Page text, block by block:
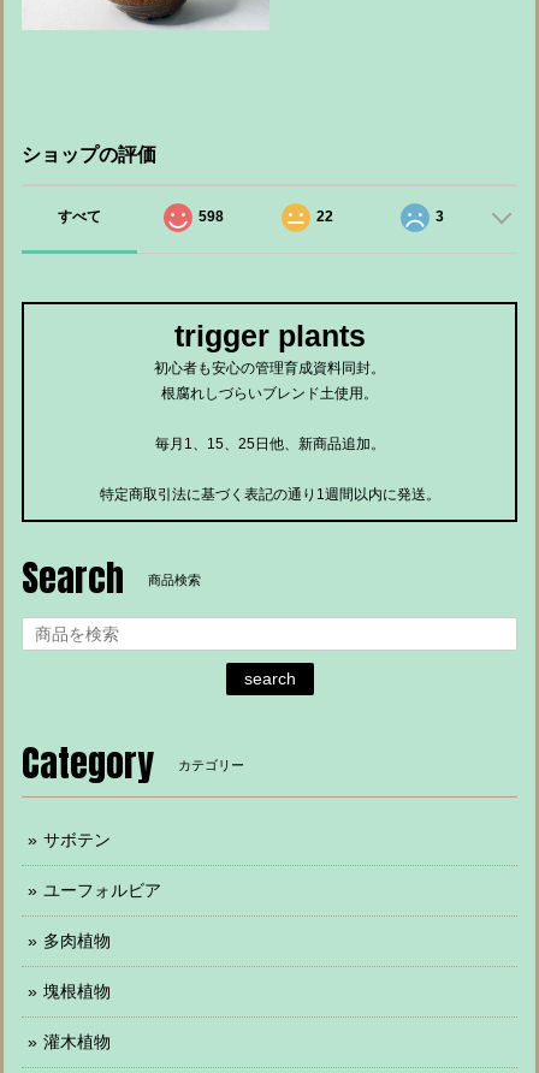
ショップの評価
すべて 598 22 3
trigger plants
初心者も安心の管理育成資料同封。
根腐れしづらいブレンド土使用。
毎月1、15、25日他、新商品追加。
特定商取引法に基づく表記の通り1週間以内に発送。
Search 商品検索
search
Category カテゴリー
サボテン
ユーフォルビア
多肉植物
塊根植物
灌木植物